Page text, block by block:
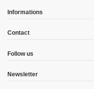
Informations
Contact
Follow us
Newsletter